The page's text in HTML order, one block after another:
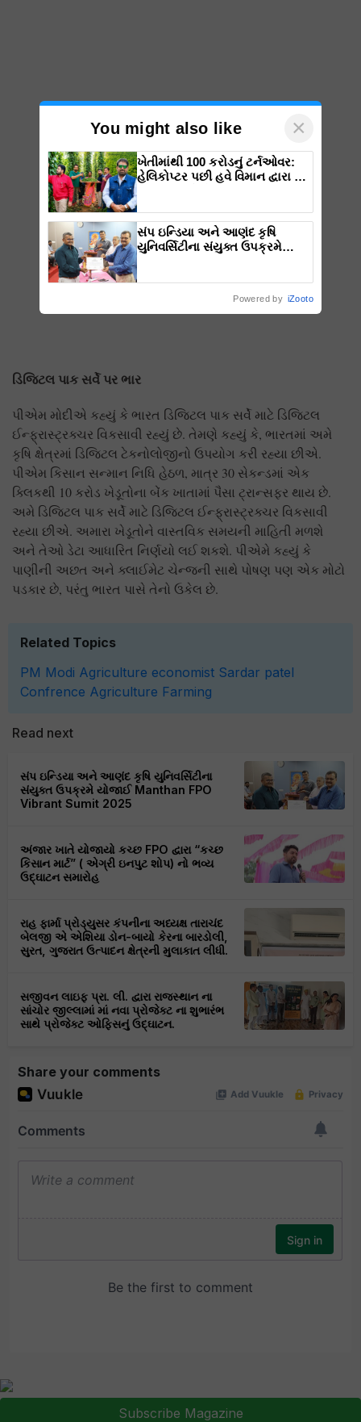
ડિજિટલ પાક સર્વે પર ભાર
પીએમ મોદીએ કહ્યું કે ભારત ડિજિટલ પાક સર્વે માટે ડિજિટલ
ઈન્ફ્રાસ્ટ્રક્ચર વિકસાવી રહ્યું છે. તેમણે કહ્યું કે, ભારતમાં અમે
કૃષિ ક્ષેત્રમાં ડિજિટલ ટેકનોલોજીનો ઉપયોગ કરી રહ્યા છીએ.
પીએમ કિસાન સન્માન નિધિ હેઠળ, માત્ર 30 સેકન્ડમાં એક
ક્લિકથી 10 કરોડ ખેડૂતોના બેંક ખાતામાં પૈસા ટ્રાન્સફર થાય છે.
અમે ડિજિટલ પાક સર્વે માટે ડિજિટલ ઈન્ફ્રાસ્ટ્રક્ચર વિકસાવી
રહ્યા છીએ. અમારા ખેડૂતોને વાસ્તવિક સમયની માહિતી મળશે
અને તેઓ ડેટા આધારિત નિર્ણયો લઈ શકશે. પીએમે કહ્યું કે
પાણીની અછત અને ક્લાઈમેટ ચેન્જની સાથે પોષણ પણ એક મોટો
પડકાર છે, પરંતુ ભારત પાસે તેનો ઉકેલ છે.
Related Topics
PM Modi Agriculture economist Sardar patel
Confrence Agriculture Farming
Read next
સંપ ઇન્ડિયા અને આણંદ કૃષિ યુનિવર્સિટીના
સંયુક્ત ઉપક્રમે યોજાઈ Manthan FPO
Vibrant Sumit 2025
અંજાર ખાતે યોજાયો કચ્છ FPO દ્વારા “કચ્છ
કિસાન માર્ટ” ( એગ્રી ઇનપુટ શોપ) નો ભવ્ય
ઉદ્ઘાટન સમારોહ
રાહ ફાર્મા પ્રોડ્યુસર કંપનીના અધ્યક્ષ તારાચંદ
બેલજી એ એશિયા ડોન-બાયો કેરના બારડોલી,
સુરત, ગુજરાત ઉત્પાદન ક્ષેત્રની મુલાકાત લીધી.
સજીવન લાઇફ પ્રા. લી. દ્વારા રાજસ્થાન ના
સાંચોર જીલ્લામાં માં નવા પ્રોજેક્ટ ના શુભારંભ
સાથે પ્રોજેક્ટ ઓફિસનું ઉદ્ઘાટન.
Share your comments
Subscribe Magazine
You might also like ×
ખેતીમાંથી 100 કરોડનું ટર્નઓવર:
હેલિકોપ્ટર પછી હવે વિમાન દ્વારા કૃષિ
સંપ ઇન્ડિયા અને આણંદ કૃષિ
યુનિવર્સિટીના સંયુક્ત ઉપક્રમે
Powered by iZooto